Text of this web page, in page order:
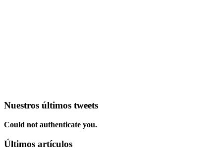
Nuestros últimos tweets
Could not authenticate you.
Últimos artículos